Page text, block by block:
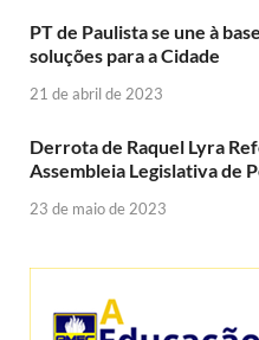
PT de Paulista se une à
soluções para a Cidade
21 de abril de 2023
Derrota de Raquel Lyra
Assembleia Legislativa de
23 de maio de 2023